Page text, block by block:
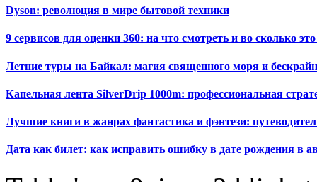
Dyson: революция в мире бытовой техники
9 сервисов для оценки 360: на что смотреть и во сколько это
Летние туры на Байкал: магия священного моря и
Капельная лента SilverDrip 1000m: профессиональная
Лучшие книги в жанрах фантастика и фэнтези:
Дата как билет: как исправить ошибку в дате рождения в